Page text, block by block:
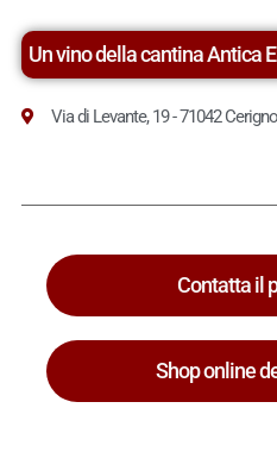
Un vino della cantina Antica
Via di Levante, 19 - 71042
Contatta il
Shop online